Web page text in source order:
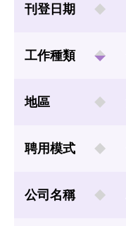
刊登日期
工作種類
地區
聘用模式
公司名稱